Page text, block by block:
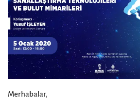
Merhabalar,